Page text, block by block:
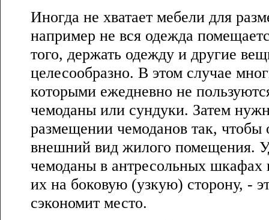
Иногда не хватает мебели для
например не вся одежда
того, держать одежду и другие
целесообразно. В этом случае
которыми ежедневно не
чемоданы или сундуки. Затем
размещении чемоданов так, чтобы
внешний вид жилого помещения.
чемоданы в антресольных шкафах
их на боковую (узкую) сторону, -
сэкономит место.